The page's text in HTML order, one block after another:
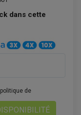
dans cette
de